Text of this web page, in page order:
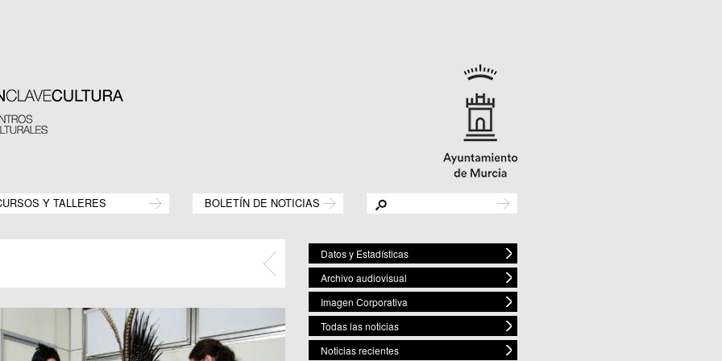
Y TALLERES BOLETÍN DE NOTICIAS
Datos y Estadísticas
Archivo audiovisual
Imagen Corporativa
Todas las noticias
Noticias recientes